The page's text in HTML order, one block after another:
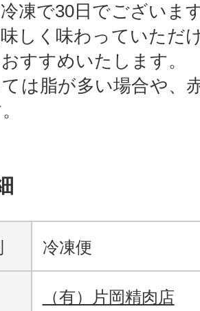
凍で30日でございま
しく味わっていただ
すすめいたします。
は脂が多い場合や、
冷凍便
（有）片岡精肉店